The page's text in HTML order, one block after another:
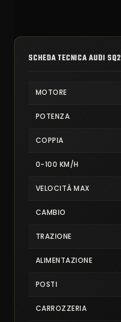
SCHEDA TECNICA AUDI SQ2
MOTORE
POTENZA
COPPIA
0-100 KM/H
VELOCITÀ MAX
CAMBIO
TRAZIONE
ALIMENTAZIONE
POSTI
CARROZZERIA